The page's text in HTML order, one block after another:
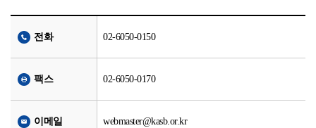
전화 02-6050-0150
팩스 02-6050-0170
이메일 webmaster@kasb.or.kr